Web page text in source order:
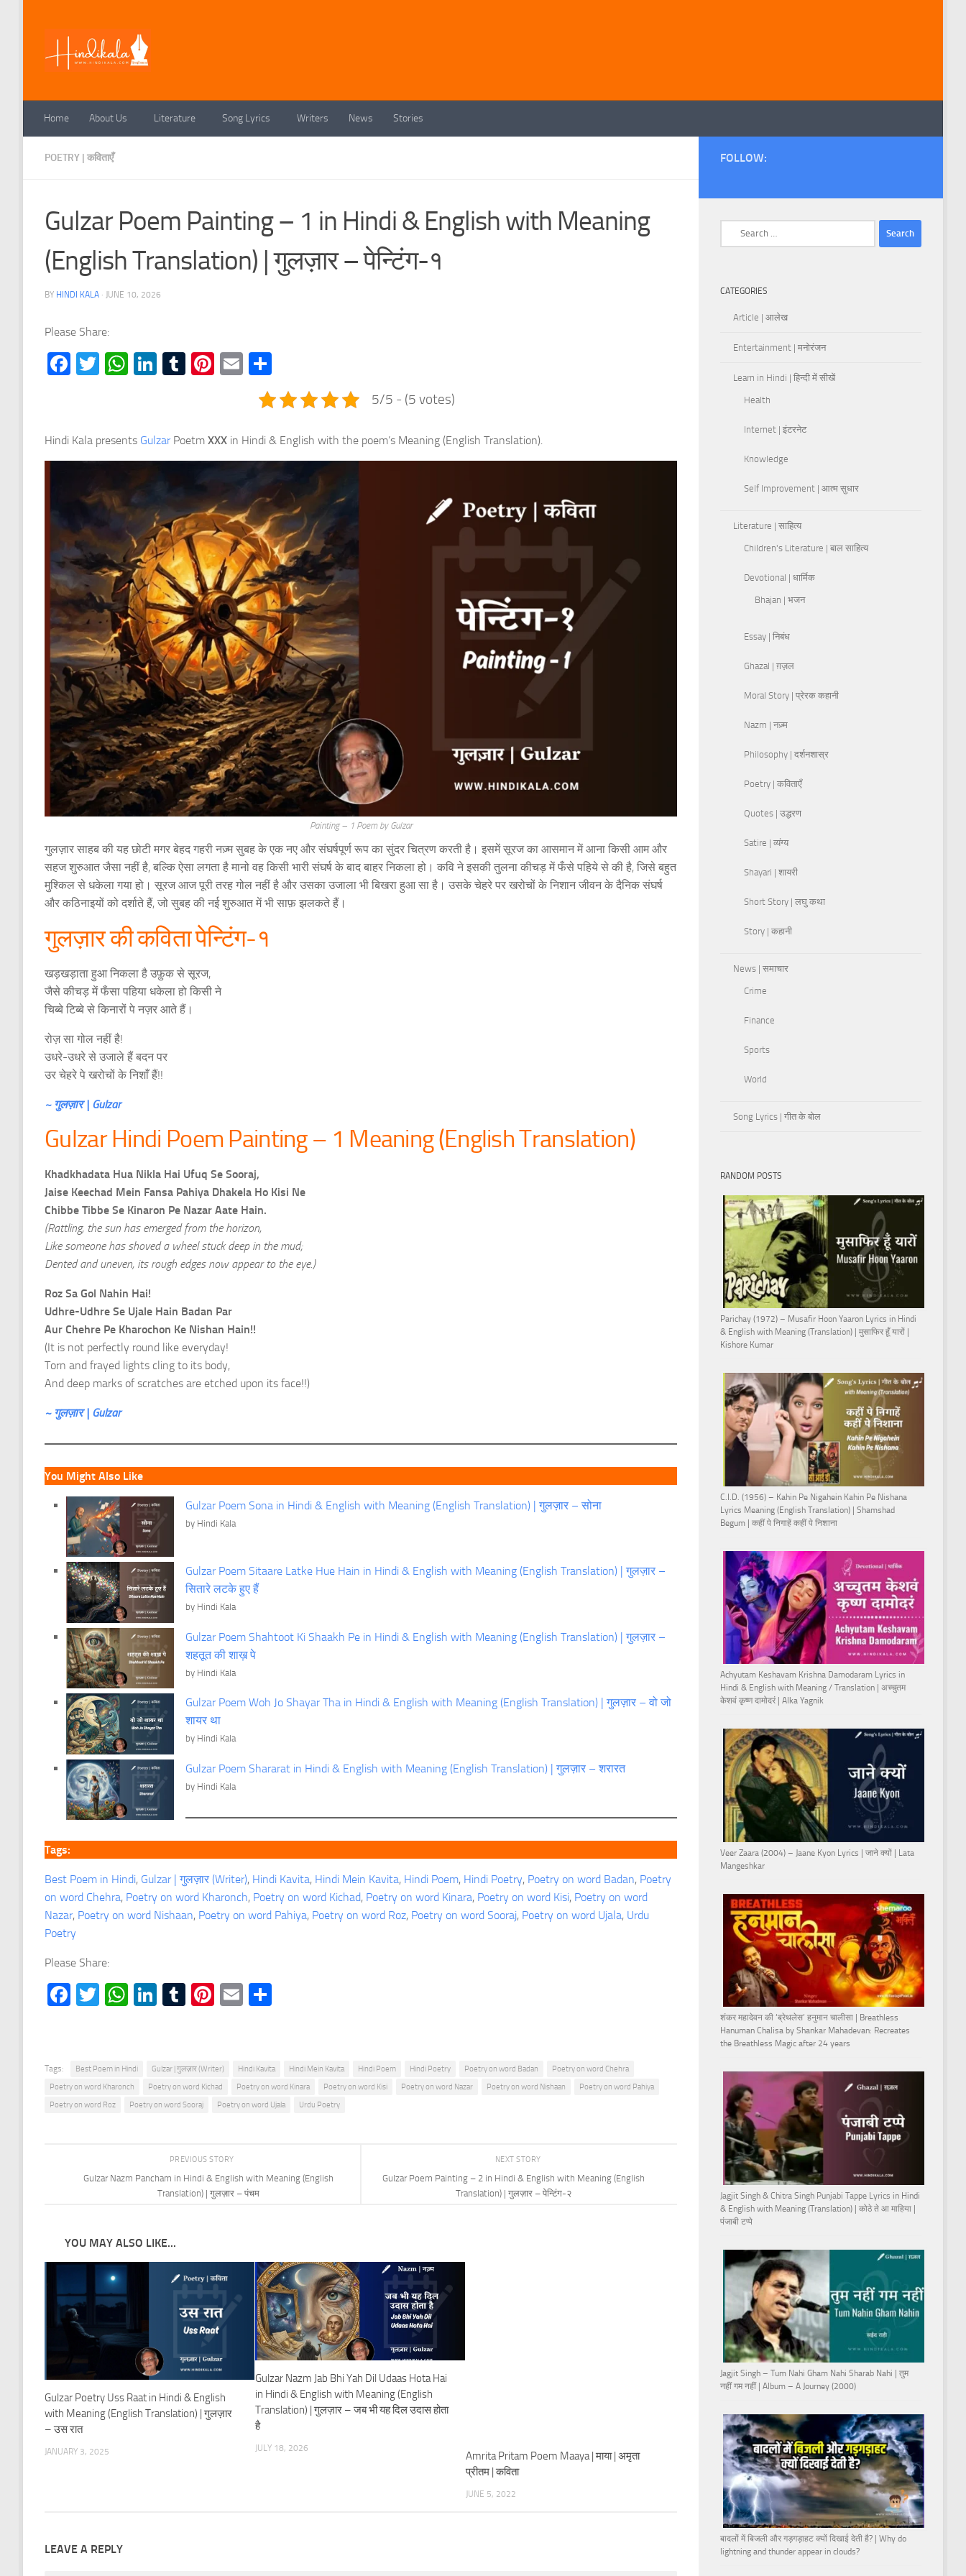
Home About Us Literature Song Lyrics Writers News Stories
POETRY | कविताएँ
Gulzar Poem Painting – 1 in Hindi & English with Meaning
(English Translation) | गुलज़ार – पेन्टिंग-१
BY HINDI KALA · JUNE 10, 2026
Please Share:
Facebook
TwitterWhatsApp
LinkedIn
Tumblr
Pinterest
Email
5/5 - (5 votes)
Hindi Kala presents GulzarPoetm XXX in Hindi & English with the poem’s Meaning (English Translation).
Painting – 1 Poem by Gulzar
गुलज़ार साहब की यह छोटी मगर बेहद गहरी नज़्म सुबह के एक नए और संघर्षपूर्ण रूप का सुंदर चित्रण करती है। इसमें सूरज का आसमान में आना किसी आम और
सहज शुरुआत जैसा नहीं है, बल्कि ऐसा लगता है मानो वह किसी भारी संघर्ष के बाद बाहर निकला हो। कवि ने इसकी तुलना कीचड़ में फँसे पहिये से की है, जिसे बहुत
मुश्किल से धकेला गया हो। सूरज आज पूरी तरह गोल नहीं है और उसका उजाला भी बिखरा हुआ सा है। उसके चेहरे पर खरोचों के निशान जीवन के दैनिक संघर्ष
और कठिनाइयों को दर्शाते हैं, जो सुबह की नई शुरुआत में भी साफ़ झलकते हैं।
गुलज़ार की कविता पेन्टिंग-१
खड़खड़ाता हुआ निकला है उफ़ुक से सूरज,
जैसे कीचड़ में फँसा पहिया धकेला हो किसी ने
चिब्बे टिब्बे से किनारों पे नज़र आते हैं।
रोज़ सा गोल नहीं है!
उधरे-उधरे से उजाले हैं बदन पर
उर चेहरे पे खरोचों के निशाँ हैं!!
~ गुलज़ार | Gulzar
Gulzar Hindi Poem Painting – 1 Meaning (English Translation)
Khadkhadata Hua Nikla Hai Ufuq Se Sooraj,
Jaise Keechad Mein Fansa Pahiya Dhakela Ho Kisi Ne
Chibbe Tibbe Se Kinaron Pe Nazar Aate Hain.
(Rattling, the sun has emerged from the horizon,
Like someone has shoved a wheel stuck deep in the mud;
Dented and uneven, its rough edges now appear to the eye.)
Roz Sa Gol Nahin Hai!
Udhre-Udhre Se Ujale Hain Badan Par
Aur Chehre Pe Kharochon Ke Nishan Hain!!
(It is not perfectly round like everyday!
Torn and frayed lights cling to its body,
And deep marks of scratches are etched upon its face!!)
~ गुलज़ार | Gulzar
You Might Also Like
Gulzar Poem Sona in Hindi & English with Meaning (English Translation) | गुलज़ार – सोना
by Hindi Kala
Gulzar Poem Sitaare Latke Hue Hain in Hindi & English with Meaning (English Translation) | गुलज़ार –
सितारे लटके हुए हैं
by Hindi Kala
Gulzar Poem Shahtoot Ki Shaakh Pe in Hindi & English with Meaning (English Translation) | गुलज़ार –
शहतूत की शाख़ पे
by Hindi Kala
Gulzar Poem Woh Jo Shayar Tha in Hindi & English with Meaning (English Translation) | गुलज़ार – वो जो
शायर था
by Hindi Kala
Gulzar Poem Shararat in Hindi & English with Meaning (English Translation) | गुलज़ार – शरारत
by Hindi Kala
Tags:
Best Poem in Hindi, Gulzar | गुलज़ार (Writer), Hindi Kavita, Hindi Mein Kavita, Hindi Poem, Hindi Poetry, Poetry on word Badan, Poetry
on word Chehra, Poetry on word Kharonch, Poetry on word Kichad, Poetry on word Kinara, Poetry on word Kisi, Poetry on word
Nazar, Poetry on word Nishaan, Poetry on word Pahiya, Poetry on word Roz, Poetry on word Sooraj, Poetry on word Ujala, Urdu
Poetry
Please Share:
Facebook
TwitterWhatsApp
LinkedIn
Tumblr
Pinterest
Email
Tags: Best Poem in Hindi Gulzar | गुलज़ार (Writer) Hindi Kavita Hindi Mein Kavita Hindi Poem Hindi Poetry Poetry on word Badan
Poetry on word Chehra
Poetry on word Kharonch
Poetry on word Kichad Poetry on word Kinara Poetry on word Kisi Poetry on word Nazar Poetry on word Nishaan
Poetry on word Pahiya
Poetry on word Roz
Poetry on word Sooraj Poetry on word Ujala Urdu Poetry
NEXT STORY
Gulzar Poem Painting – 2 in Hindi & English with Meaning (English
Translation) | गुलज़ार – पेन्टिंग-२
PREVIOUS STORY
Gulzar Nazm Pancham in Hindi & English with Meaning (English
Translation) | गुलज़ार – पंचम
YOU MAY ALSO LIKE...
Gulzar Poetry Uss Raat in Hindi & English
with Meaning (English Translation) | गुलज़ार
– उस रात
JANUARY 3, 2025
Gulzar Nazm Jab Bhi Yah Dil Udaas Hota Hai
in Hindi & English with Meaning (English
Translation) | गुलज़ार – जब भी यह दिल उदास होता
है
JULY 18, 2026
Amrita Pritam Poem Maaya | माया | अमृता
प्रीतम | कविता
JUNE 5, 2022
LEAVE A REPLY
FOLLOW:
CATEGORIES
Article | आलेख
Entertainment | मनोरंजन
Learn in Hindi | हिन्दी में सीखें
Health
Internet | इंटरनेट
Knowledge
Self Improvement | आत्म सुधार
Literature | साहित्य
Children's Literature | बाल साहित्य
Devotional | धार्मिक
Bhajan | भजन
Essay | निबंध
Ghazal | ग़ज़ल
Moral Story | प्रेरक कहानी
Nazm | नज़्म
Philosophy | दर्शनशास्र
Poetry | कविताएँ
Quotes | उद्धरण
Satire | व्यंग्य
Shayari | शायरी
Short Story | लघु कथा
Story | कहानी
News | समाचार
Crime
Finance
Sports
World
Song Lyrics | गीत के बोल
RANDOM POSTS
Parichay (1972) – Musafir Hoon Yaaron Lyrics in Hindi
& English with Meaning (Translation) | मुसाफिर हूँ यारों |
Kishore Kumar
C.I.D. (1956) – Kahin Pe Nigahein Kahin Pe Nishana
Lyrics Meaning (English Translation) | Shamshad
Begum | कहीं पे निगाहें कहीं पे निशाना
Achyutam Keshavam Krishna Damodaram Lyrics in
Hindi & English with Meaning / Translation | अच्चुतम
केशवं कृष्ण दामोदरं | Alka Yagnik
Veer Zaara (2004) – Jaane Kyon Lyrics | जाने क्यों | Lata
Mangeshkar
शंकर महादेवन की ‘ब्रेथलेस’ हनुमान चालीसा | Breathless
Hanuman Chalisa by Shankar Mahadevan: Recreates
the Breathless Magic after 24 years
Jagjit Singh & Chitra Singh Punjabi Tappe Lyrics in Hindi
& English with Meaning (Translation) | कोठे ते आ माहिया |
पंजाबी टप्पे
Jagjit Singh – Tum Nahi Gham Nahi Sharab Nahi | तुम
नहीं गम नहीं | Album – A Journey (2000)
बादलों में बिजली और गड़गड़ाहट क्यों दिखाई देती है? | Why do
lightning and thunder appear in clouds?